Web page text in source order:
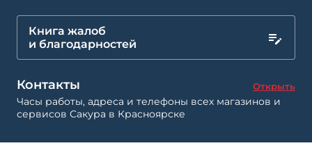
Книга жалоб
и благодарностей
Контакты Открыть
Часы работы, адреса и телефоны всех магазинов и
сервисов Сакура в Красноярске